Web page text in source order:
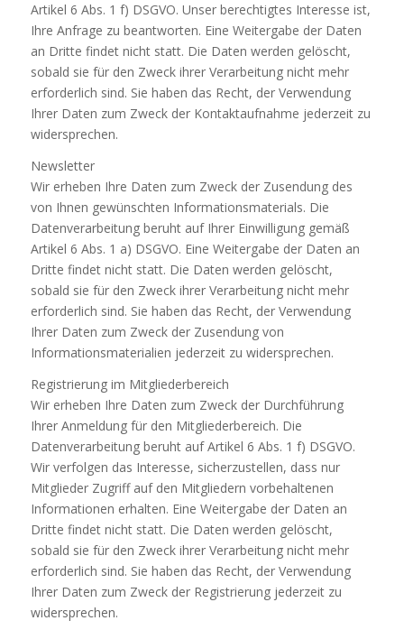
Artikel 6 Abs. 1 f) DSGVO. Unser berechtigtes Interesse ist,
Ihre Anfrage zu beantworten. Eine Weitergabe der Daten
an Dritte findet nicht statt. Die Daten werden gelöscht,
sobald sie für den Zweck ihrer Verarbeitung nicht mehr
erforderlich sind. Sie haben das Recht, der Verwendung
Ihrer Daten zum Zweck der Kontaktaufnahme jederzeit zu
widersprechen.
Newsletter
Wir erheben Ihre Daten zum Zweck der Zusendung des
von Ihnen gewünschten Informationsmaterials. Die
Datenverarbeitung beruht auf Ihrer Einwilligung gemäß
Artikel 6 Abs. 1 a) DSGVO. Eine Weitergabe der Daten an
Dritte findet nicht statt. Die Daten werden gelöscht,
sobald sie für den Zweck ihrer Verarbeitung nicht mehr
erforderlich sind. Sie haben das Recht, der Verwendung
Ihrer Daten zum Zweck der Zusendung von
Informationsmaterialien jederzeit zu widersprechen.
Registrierung im Mitgliederbereich
Wir erheben Ihre Daten zum Zweck der Durchführung
Ihrer Anmeldung für den Mitgliederbereich. Die
Datenverarbeitung beruht auf Artikel 6 Abs. 1 f) DSGVO.
Wir verfolgen das Interesse, sicherzustellen, dass nur
Mitglieder Zugriff auf den Mitgliedern vorbehaltenen
Informationen erhalten. Eine Weitergabe der Daten an
Dritte findet nicht statt. Die Daten werden gelöscht,
sobald sie für den Zweck ihrer Verarbeitung nicht mehr
erforderlich sind. Sie haben das Recht, der Verwendung
Ihrer Daten zum Zweck der Registrierung jederzeit zu
widersprechen.